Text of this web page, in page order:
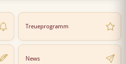
Treueprogramm
News